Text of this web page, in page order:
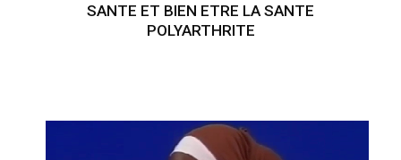
SANTE ET BIEN ETRE LA SANTE
POLYARTHRITE